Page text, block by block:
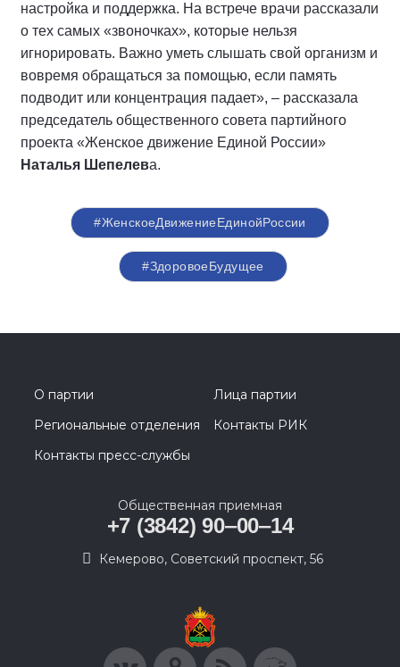
настройка и поддержка. На встрече врачи рассказали
о тех самых «звоночках», которые нельзя
игнорировать. Важно уметь слышать свой организм и
вовремя обращаться за помощью, если память
подводит или концентрация падает», – рассказала
председатель общественного совета партийного
проекта «Женское движение Единой России»
Наталья Шепелева.
#ЖенскоеДвижениеЕдинойРоссии
#ЗдоровоеБудущее
О партии
Лица партии
Региональные отделения
Контакты РИК
Контакты пресс-службы
Общественная приемная
+7 (3842) 90‒00‒14
​Кемерово, Советский проспект, 56